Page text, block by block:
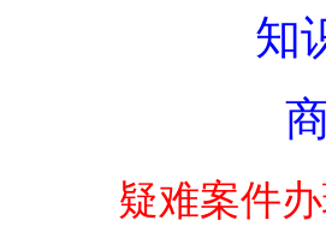
知
疑难案件